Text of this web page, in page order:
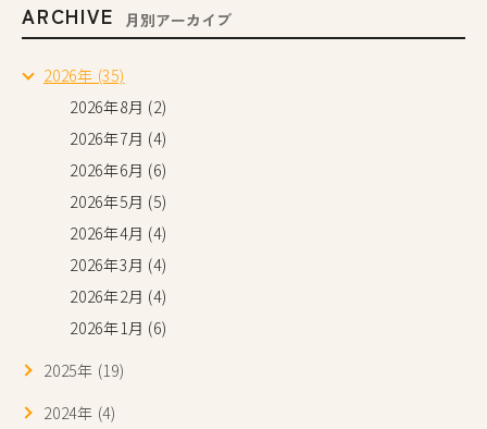
ARCHIVE 月別アーカイブ
2026年 (35)
2026年8月 (2)
2026年7月 (4)
2026年6月 (6)
2026年5月 (5)
2026年4月 (4)
2026年3月 (4)
2026年2月 (4)
2026年1月 (6)
2025年 (19)
2024年 (4)